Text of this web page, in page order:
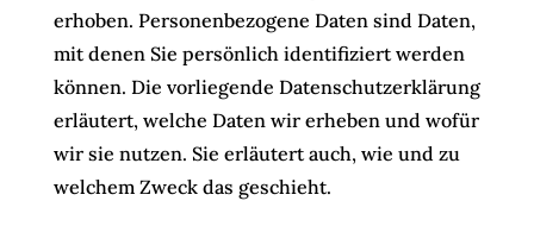
erhoben. Personenbezogene Daten sind Daten,
mit denen Sie persönlich identifiziert werden
können. Die vorliegende Datenschutzerklärung
erläutert, welche Daten wir erheben und wofür
wir sie nutzen. Sie erläutert auch, wie und zu
welchem Zweck das geschieht.